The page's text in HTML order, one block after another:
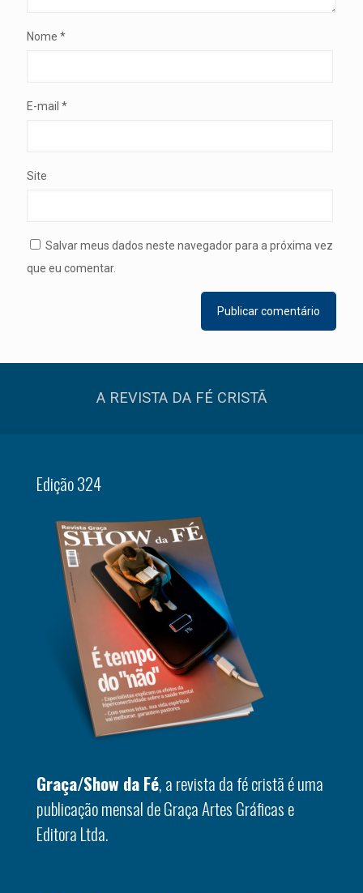
Nome *
E-mail *
Site
Salvar meus dados neste navegador para a próxima vez
que eu comentar.
A REVISTA DA FÉ CRISTÃ
Edição 324
Graça/Show da Fé, a revista da fé cristã é uma
publicação mensal de Graça Artes Gráficas e
Editora Ltda.